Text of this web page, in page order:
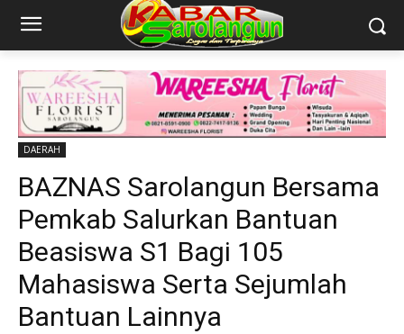
DAERAH
BAZNAS Sarolangun Bersama
Pemkab Salurkan Bantuan
Beasiswa S1 Bagi 105
Mahasiswa Serta Sejumlah
Bantuan Lainnya